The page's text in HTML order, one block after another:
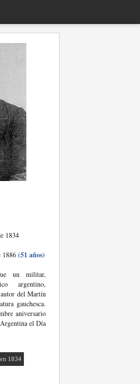
1834
1886 (51 años)
un militar,
argentino,
del Martín
gauchesca.
aniversario
el Día
1834